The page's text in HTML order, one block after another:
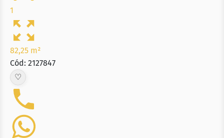
1
82,25 m²
Cód: 2127847
♡